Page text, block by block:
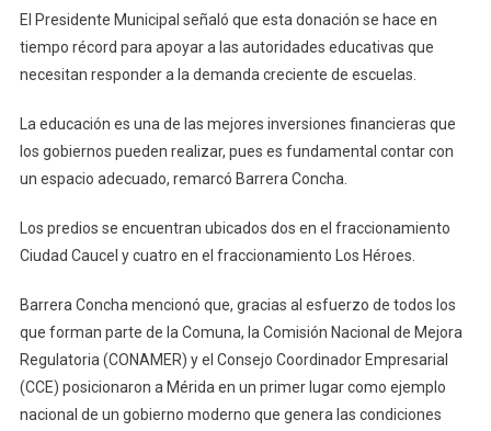
El Presidente Municipal señaló que esta donación se hace en
tiempo récord para apoyar a las autoridades educativas que
necesitan responder a la demanda creciente de escuelas.
La educación es una de las mejores inversiones financieras que
los gobiernos pueden realizar, pues es fundamental contar con
un espacio adecuado, remarcó Barrera Concha.
Los predios se encuentran ubicados dos en el fraccionamiento
Ciudad Caucel y cuatro en el fraccionamiento Los Héroes.
Barrera Concha mencionó que, gracias al esfuerzo de todos los
que forman parte de la Comuna, la Comisión Nacional de Mejora
Regulatoria (CONAMER) y el Consejo Coordinador Empresarial
(CCE) posicionaron a Mérida en un primer lugar como ejemplo
nacional de un gobierno moderno que genera las condiciones